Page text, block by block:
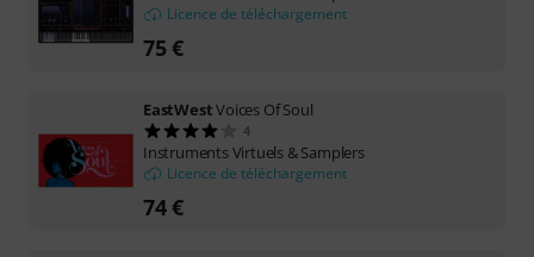
Licence de téléchargement
75 €
EastWestVoices Of Soul
4
Instruments Virtuels & Samplers
Licence de téléchargement
74 €